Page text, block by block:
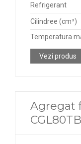
Refrigerant
Cilindree (cm³)
Temperatura
Vezi produs
Agregat